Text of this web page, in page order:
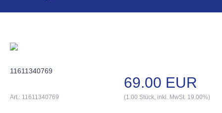
11611340769
69.00 EUR
Art.: 11611340769 (1.00 Stück, inkl. MwSt. 19.00%)